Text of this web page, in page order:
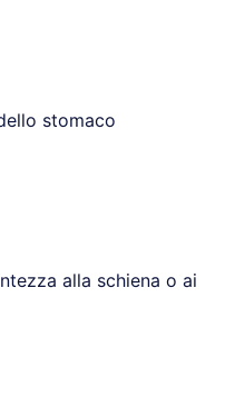
stomaco
alla schiena o ai